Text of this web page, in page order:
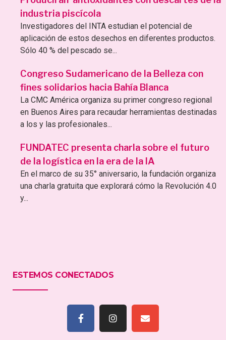
industria piscícola
Investigadores del INTA estudian el potencial de
aplicación de estos desechos en diferentes productos.
Sólo 40 % del pescado se...
Congreso Sudamericano de la Belleza con
fines solidarios hacia Bahía Blanca
La CMC América organiza su primer congreso regional
en Buenos Aires para recaudar herramientas destinadas
a los y las profesionales...
FUNDATEC presenta charla sobre el futuro
de la logística en la era de la IA
En el marco de su 35° aniversario, la fundación organiza
una charla gratuita que explorará cómo la Revolución 4.0
y...
ESTEMOS CONECTADOS